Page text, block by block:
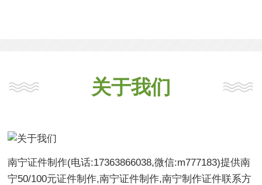
关于我们
南宁证件制作(电话:17363866038,微信:m777183)提供南
宁50/100元证件制作,南宁证件制作,南宁制作证件联系方